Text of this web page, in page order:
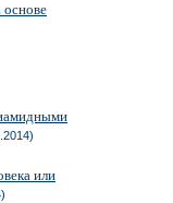
основе
или